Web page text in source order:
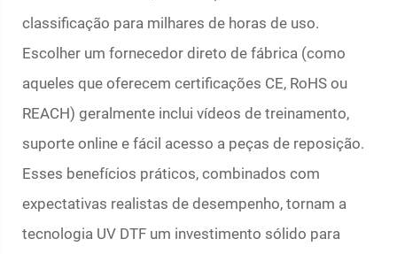
classificação para milhares de horas de uso.
Escolher um fornecedor direto de fábrica (como
aqueles que oferecem certificações CE, RoHS ou
REACH) geralmente inclui vídeos de treinamento,
suporte online e fácil acesso a peças de reposição.
Esses benefícios práticos, combinados com
expectativas realistas de desempenho, tornam a
tecnologia UV DTF um investimento sólido para